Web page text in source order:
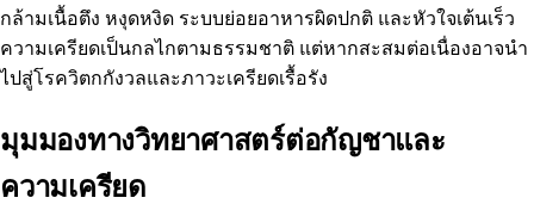
กล้ามเนื้อตึง หงุดหงิด ระบบย่อยอาหารผิดปกติ และหัวใจเต้นเร็ว
ความเครียดเป็นกลไกตามธรรมชาติ แต่หากสะสมต่อเนื่องอาจนำ
ไปสู่โรควิตกกังวลและภาวะเครียดเรื้อรัง
มุมมองทางวิทยาศาสตร์ต่อกัญชาและ
ความเครียด